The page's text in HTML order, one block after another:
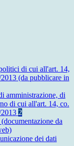
di cui all'art. 14,
(da pubblicare in
amministrazione, di
di cui all'art. 14, co.
2
da
dei dati